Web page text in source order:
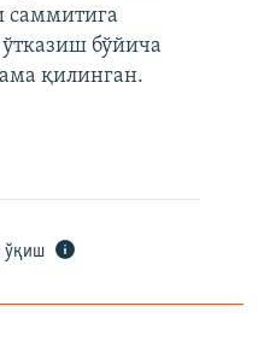
саммитига
бўйича
қилинган.
ўқиш